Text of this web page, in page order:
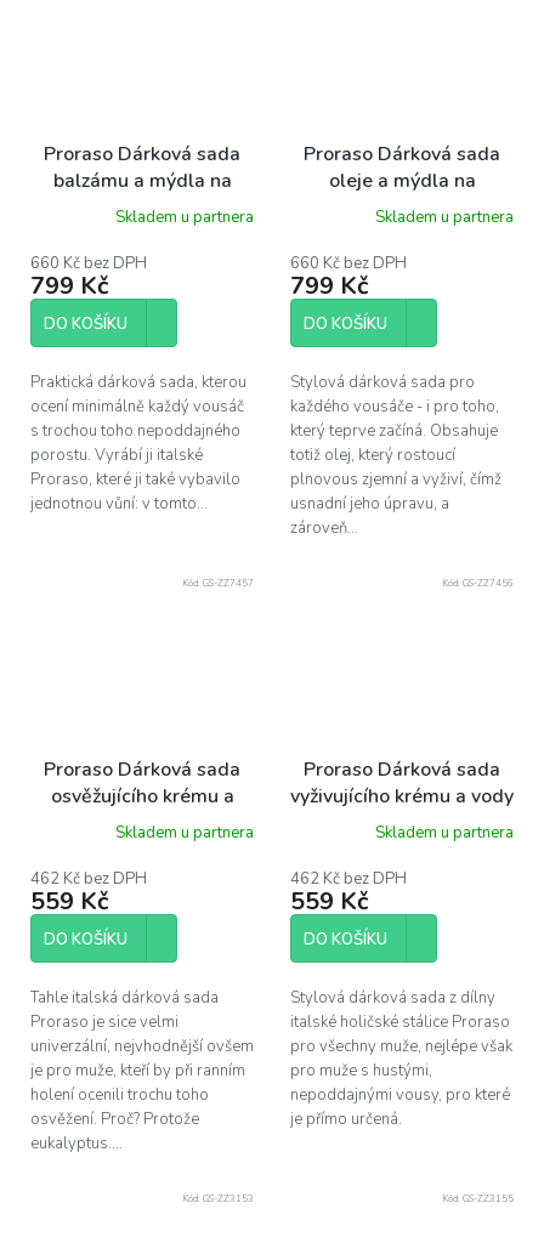
Proraso Dárková sada
balzámu a mýdla na
plnovous- středozemní
Skladem u partnera
660 Kč bez DPH
799 Kč
DO KOŠÍKU
Praktická dárková sada, kterou
ocení minimálně každý vousáč
s trochou toho nepoddajného
porostu. Vyrábí ji italské
Proraso, které ji také vybavilo
jednotnou vůní: v tomto...
Proraso Dárková sada
oleje a mýdla na
plnovous- dřevo a koření
Skladem u partnera
660 Kč bez DPH
799 Kč
DO KOŠÍKU
Stylová dárková sada pro
každého vousáče - i pro toho,
který teprve začíná. Obsahuje
totiž olej, který rostoucí
plnovous zjemní a vyživí, čímž
usnadní jeho úpravu, a
zároveň...
Proraso Dárková sada
osvěžujícího krému a
balzámu po holení-
Skladem u partnera
462 Kč bez DPH
559 Kč
DO KOŠÍKU
Tahle italská dárková sada
Proraso je sice velmi
univerzální, nejvhodnější ovšem
je pro muže, kteří by při ranním
holení ocenili trochu toho
osvěžení. Proč? Protože
eukalyptus....
Kód: GS-ZZ7457
Proraso Dárková sada
vyživujícího krému a vody
po holení- santalové
Skladem u partnera
462 Kč bez DPH
559 Kč
DO KOŠÍKU
Stylová dárková sada z dílny
italské holičské stálice Proraso
pro všechny muže, nejlépe však
pro muže s hustými,
nepoddajnými vousy, pro které
je přímo určená.
Kód: GS-ZZ7456
Kód: GS-ZZ3153 Kód: GS-ZZ3155